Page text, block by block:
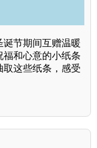
节期间互赠温暖
和心意的小纸条
这些纸条，感受